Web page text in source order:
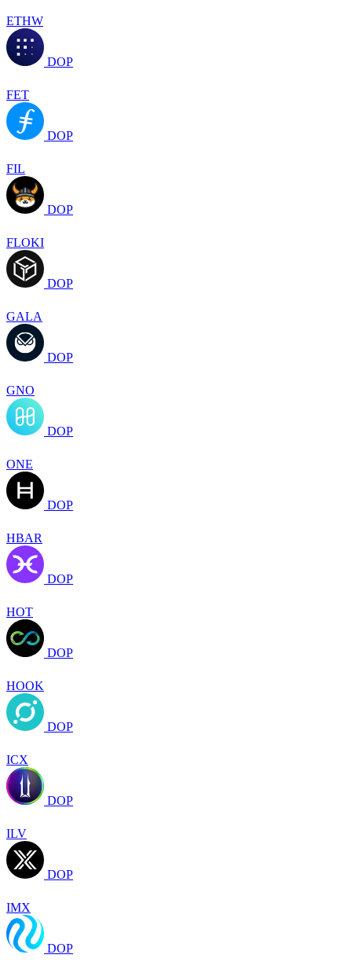
ETHW
DOP
FET
DOP
FIL
DOP
FLOKI
DOP
GALA
DOP
GNO
DOP
ONE
DOP
HBAR
DOP
HOT
DOP
HOOK
DOP
ICX
DOP
ILV
DOP
IMX
DOP